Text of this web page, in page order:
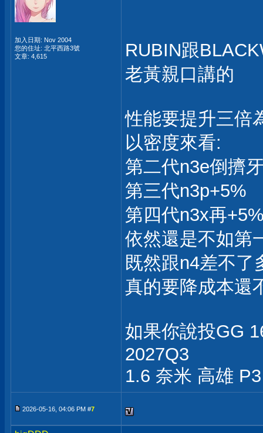
加入日期: Nov 2004
您的住址: 北平西路3號
文章: 4,615
RUBIN跟
老黃親口講的
性能要提升三倍
以密度來看:
第二代n3e倒擠
第三代n3p+5%
第四代n3x再
依然還是不如第
既然跟n4差不了
真的要降成本還
如果你說投GG
2027Q3
1.6 奈米 高雄
2026-05-16, 04:06 PM #7